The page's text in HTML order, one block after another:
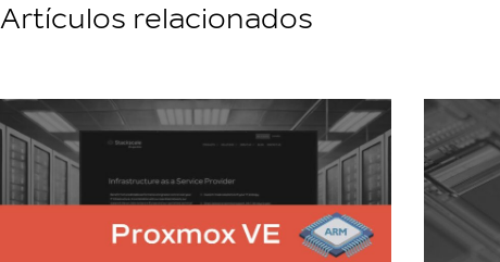
Artículos relacionados